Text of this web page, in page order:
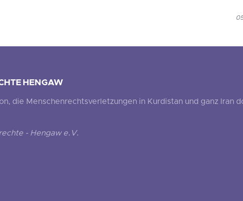
HENGAW
die Menschenrechtsverletzungen in Kurdistan und ganz Iran
- Hengaw e.V.